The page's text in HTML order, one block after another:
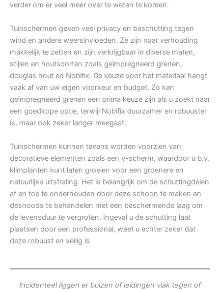
verder om er veel meer over te weten te komen.
Tuinschermen geven veel privacy en beschutting tegen
wind en andere weersinvloeden. Ze zijn naar verhouding
makkelijk te zetten en zijn verkrijgbaar in diverse maten,
stijlen en houtsoorten zoals geïmpregneerd grenen,
douglas hout en Nobifix. De keuze voor het materiaal hangt
vaak af van uw eigen voorkeur en budget. Zo kan
geïmpregneerd grenen een prima keuze zijn als u zoekt naar
een goedkope optie, terwijl Nobifix duurzamer en robuuster
is, maar ook zeker langer meegaat.
Tuinschermen kunnen tevens worden voorzien van
decoratieve elementen zoals een v-scherm, waardoor u b.v.
klimplanten kunt laten groeien voor een groenere en
natuurlijke uitstraling. Het is belangrijk om de schuttingdelen
af en toe te onderhouden door deze schoon te maken en
desnoods te behandelen met een beschermende laag om
de levensduur te vergroten. Ingeval u de schutting laat
plaatsen door een professional, weet u echter zeker dat
deze robuust en veilig is.
Incidenteel liggen er buizen of leidingen vlak tegen of